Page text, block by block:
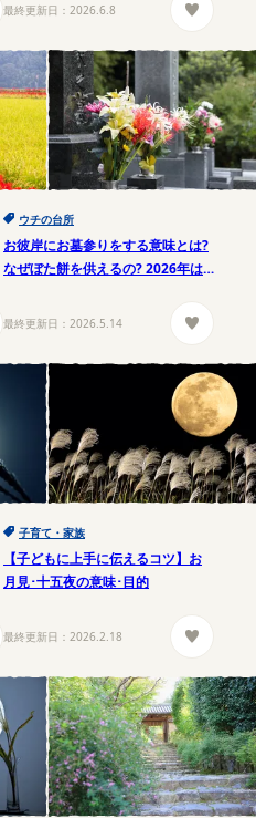
最終更新日： 2026.6.8
ウチの台所
お彼岸にお墓参りをする意味とは?
なぜぼた餅を供えるの? 2026年は
最終更新日： 2026.5.14
子育て・家族
【子どもに上手に伝えるコツ】お
月見･十五夜の意味･目的
最終更新日： 2026.2.18